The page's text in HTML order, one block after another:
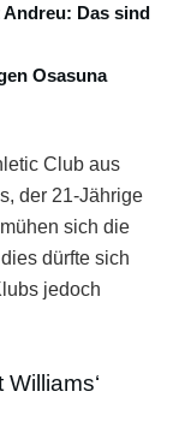
Andreu: Das sind
Osasuna
Club aus
der 21-Jährige
sich die
dürfte sich
jedoch